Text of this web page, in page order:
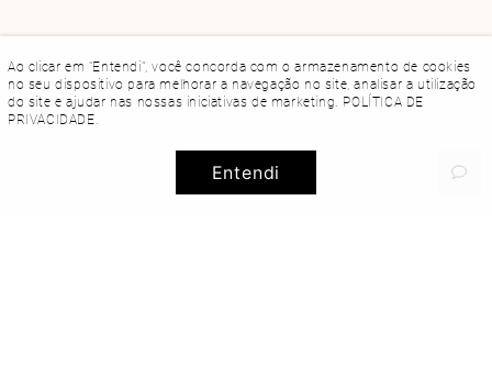
Ao clicar em "Entendi", você concorda com o armazenamento de cookies
no seu dispositivo para melhorar a navegação no site, analisar a utilização
do site e ajudar nas nossas iniciativas de marketing. POLÍTICA DE
PRIVACIDADE.
Entendi